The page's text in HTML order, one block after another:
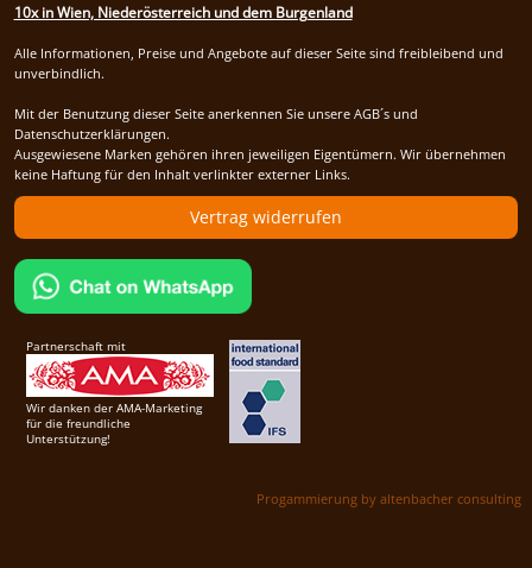
10x in Wien, Niederösterreich und dem Burgenland
Alle Informationen, Preise und Angebote auf dieser Seite sind freibleibend und
unverbindlich.
Mit der Benutzung dieser Seite anerkennen Sie unsere AGB´s und
Datenschutzerklärungen.
Ausgewiesene Marken gehören ihren jeweiligen Eigentümern. Wir übernehmen
keine Haftung für den Inhalt verlinkter externer Links.
Vertrag widerrufen
Partnerschaft mit
Wir danken der AMA-Marketing
für die freundliche
Unterstützung!
Progammierung by altenbacher consulting